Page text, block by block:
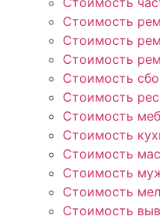
Стоимость
Стоимость
Стоимость
Стоимость
Стоимость
Стоимость
Стоимость
Стоимость
Стоимость
Стоимость
Стоимость